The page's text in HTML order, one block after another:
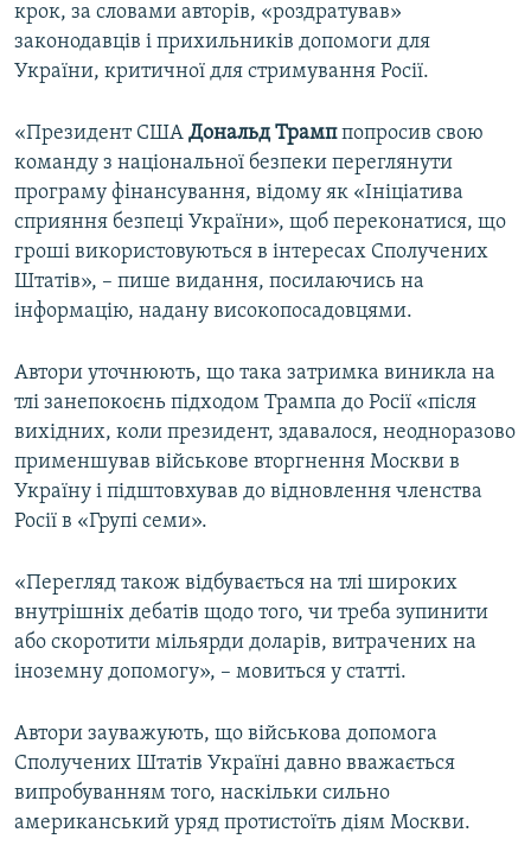
крок, за словами авторів, «роздратував»
законодавців і прихильників допомоги для
України, критичної для стримування Росії.
«Президент США Дональд Трамппопросив свою
команду з національної безпеки переглянути
програму фінансування, відому як «Ініціатива
сприяння безпеці України», щоб переконатися, що
гроші використовуються в інтересах Сполучених
Штатів», – пише видання, посилаючись на
інформацію, надану високопосадовцями.
Автори уточнюють, що така затримка виникла на
тлі занепокоєнь підходом Трампа до Росії «після
вихідних, коли президент, здавалося, неодноразово
применшував військове вторгнення Москви в
Україну і підштовхував до відновлення членства
Росії в «Групі семи».
«Перегляд також відбувається на тлі широких
внутрішніх дебатів щодо того, чи треба зупинити
або скоротити мільярди доларів, витрачених на
іноземну допомогу», – мовиться у статті.
Автори зауважують, що військова допомога
Сполучених Штатів Україні давно вважається
випробуванням того, наскільки сильно
американський уряд протистоїть діям Москви.